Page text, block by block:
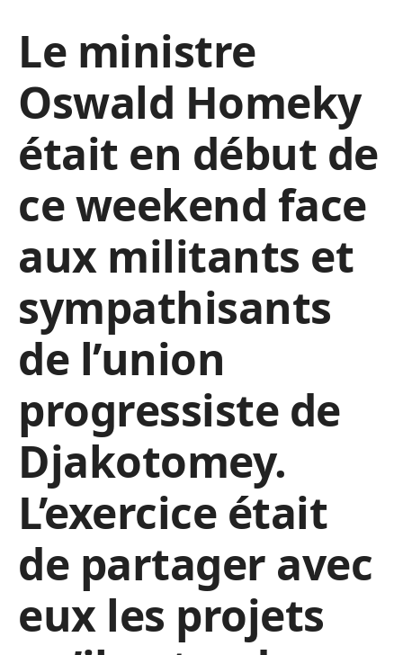
Le ministre
Oswald Homeky
était en début de
ce weekend face
aux militants et
sympathisants
de l’union
progressiste de
Djakotomey.
L’exercice était
de partager avec
eux les projets